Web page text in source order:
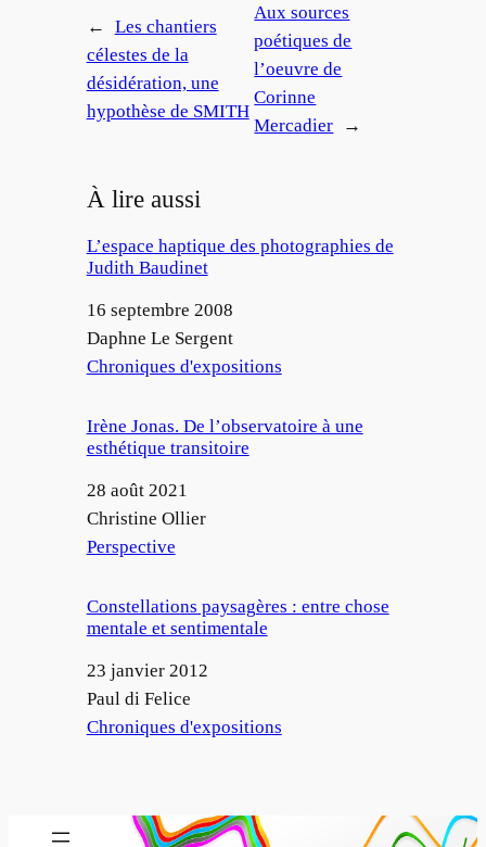
←
Les chantiers
célestes de la
désidération, une
hypothèse de SMITH
Aux sources
poétiques de
l’oeuvre de
Corinne
Mercadier
→
À lire aussi
L’espace haptique des photographies de
Judith Baudinet
Date
16 septembre 2008
Auteur
Daphne Le Sergent
Par rapport à
Chroniques d'expositions
Irène Jonas. De l’observatoire à une
esthétique transitoire
Date
28 août 2021
Auteur
Christine Ollier
Par rapport à
Perspective
Constellations paysagères : entre chose
mentale et sentimentale
Date
23 janvier 2012
Auteur
Paul di Felice
Par rapport à
Chroniques d'expositions